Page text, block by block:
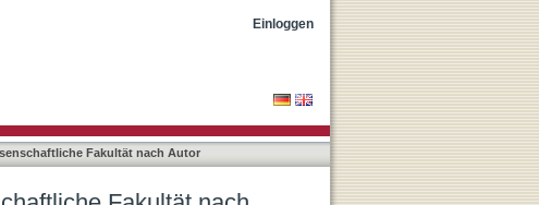
Einloggen
Fakultät nach Autor